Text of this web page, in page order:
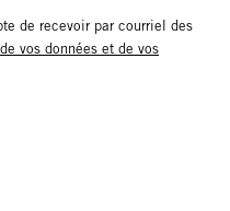
de recevoir par courriel des
vos données et de vos